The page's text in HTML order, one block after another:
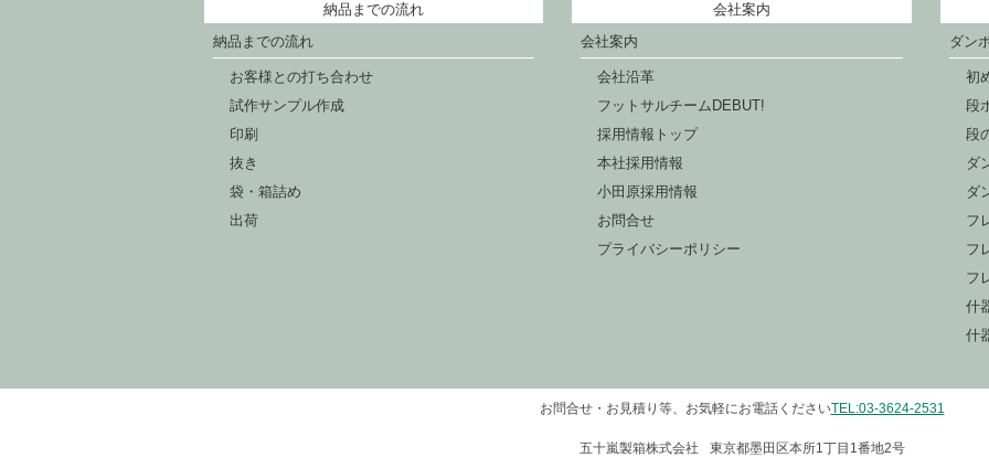
納品までの流れ
納品までの流れ
お客様との打ち合わせ
試作サンプル作成
印刷
抜き
袋・箱詰め
出荷
会社案内
会社案内
会社沿革
フットサルチームDEBUT!
採用情報トップ
本社採用情報
小田原採用情報
お問合せ
プライバシーポリシー
ダン
初
段
段
ダ
ダ
フ
フ
フ
什
什
お問合せ・お見積り等、お気軽にお電話くださいTEL:03-3624-2531
五十嵐製箱株式会社 東京都墨田区本所1丁目1番地2号